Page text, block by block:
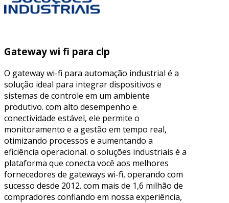
Gateway wi fi para clp
O gateway wi-fi para automação industrial é a
solução ideal para integrar dispositivos e
sistemas de controle em um ambiente
produtivo. com alto desempenho e
conectividade estável, ele permite o
monitoramento e a gestão em tempo real,
otimizando processos e aumentando a
eficiência operacional. o soluções industriais é a
plataforma que conecta você aos melhores
fornecedores de gateways wi-fi, operando com
sucesso desde 2012. com mais de 1,6 milhão de
compradores confiando em nossa experiência,